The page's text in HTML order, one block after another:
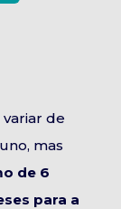
de
mas
de 6
para a